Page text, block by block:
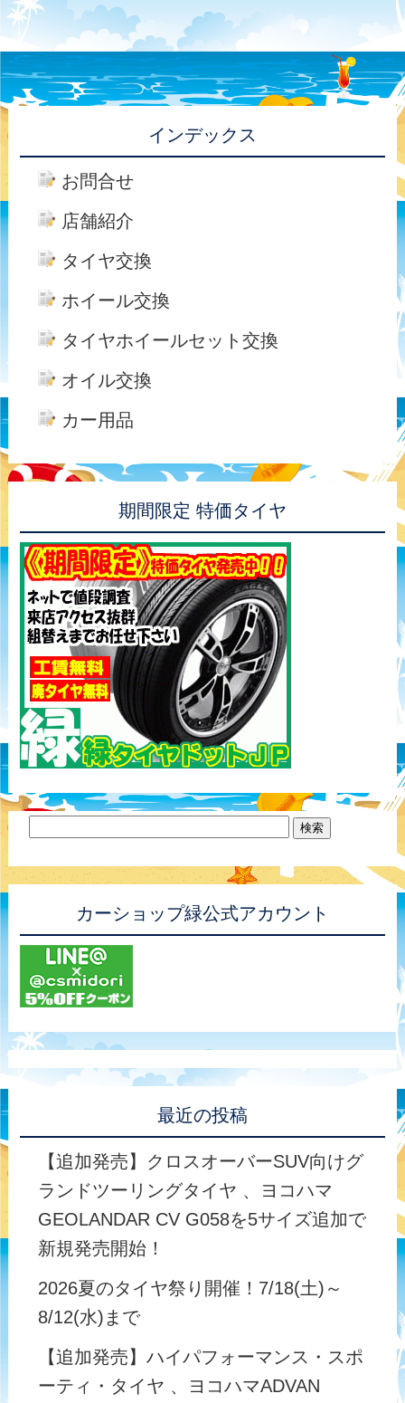
インデックス
お問合せ
店舗紹介
タイヤ交換
ホイール交換
タイヤホイールセット交換
オイル交換
カー用品
期間限定 特価タイヤ
カーショップ緑公式アカウント
最近の投稿
【追加発売】クロスオーバーSUV向けグ
ランドツーリングタイヤ 、ヨコハマ
GEOLANDAR CV G058を5サイズ追加で
新規発売開始！
2026夏のタイヤ祭り開催！7/18(土)～
8/12(水)まで
【追加発売】ハイパフォーマンス・スポ
ーティ・タイヤ 、ヨコハマADVAN